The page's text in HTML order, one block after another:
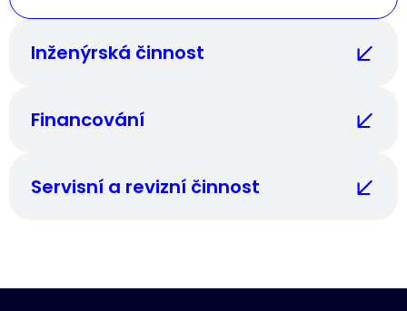
Inženýrská činnost
záměr vč. zajištění stavebního povolení. Vyvíjíme
nezávislé posudky, revizní zprávy a poradenskou
Financování
státních dotací. Zajišťujeme posouzení projektu v
Servisní a revizní činnost